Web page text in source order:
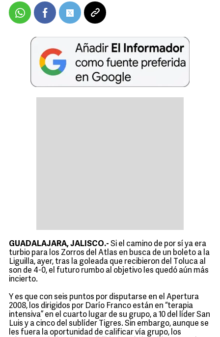
GUADALAJARA, JALISCO.- Si el camino de por sí ya era
turbio para los Zorros del Atlas en busca de un boleto a la
Liguilla, ayer, tras la goleada que recibieron del Toluca al
son de 4-0, el futuro rumbo al objetivo les quedó aún más
incierto.
Y es que con seis puntos por disputarse en el Apertura
2008, los dirigidos por Darío Franco están en “terapia
intensiva” en el cuarto lugar de su grupo, a 10 del líder San
Luis y a cinco del sublíder Tigres. Sin embargo, aunque se
les fuera la oportunidad de calificar vía grupo, los